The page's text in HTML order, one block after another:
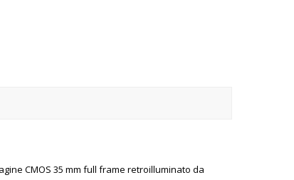
CMOS 35 mm full frame retroilluminato da